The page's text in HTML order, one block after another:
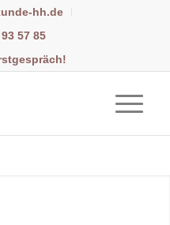
hh.de
57 85